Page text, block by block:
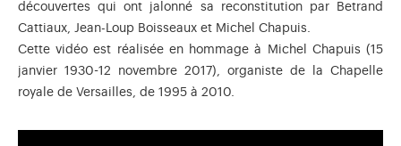
découvertes qui ont jalonné sa reconstitution par Betrand
Cattiaux, Jean-Loup Boisseaux et Michel Chapuis.
Cette vidéo est réalisée en hommage à Michel Chapuis (15
janvier 1930-12 novembre 2017), organiste de la Chapelle
royale de Versailles, de 1995 à 2010.